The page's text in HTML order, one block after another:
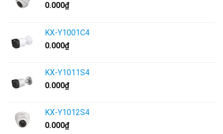
0.000₫
KX-Y1001C4
0.000₫
KX-Y1011S4
0.000₫
KX-Y1012S4
0.000₫